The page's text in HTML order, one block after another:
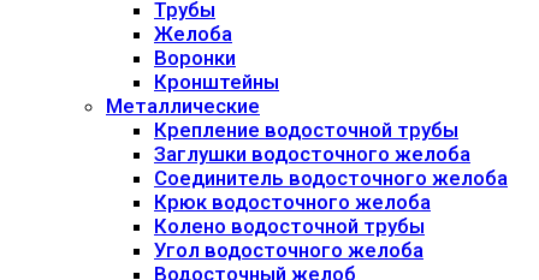
Трубы
Желоба
Воронки
Кронштейны
Металлические
Крепление водосточной трубы
Заглушки водосточного желоба
Соединитель водосточного желоба
Крюк водосточного желоба
Колено водосточной трубы
Угол водосточного желоба
Водосточный желоб